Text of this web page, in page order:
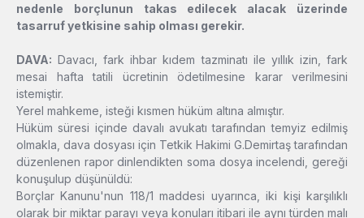
nedenle borçlunun takas edilecek alacak üzerinde
tasarruf yetkisine sahip olması gerekir.
DAVA: Davacı, fark ihbar kıdem tazminatı ile yıllık izin, fark
mesai hafta tatili ücretinin ödetilmesine karar verilmesini
istemiştir.
Yerel mahkeme, isteği kısmen hüküm altına almıştır.
Hüküm süresi içinde davalı avukatı tarafından temyiz edilmiş
olmakla, dava dosyası için Tetkik Hakimi G.Demirtaş tarafından
düzenlenen rapor dinlendikten soma dosya incelendi, gereği
konuşulup düşünüldü:
Borçlar Kanunu'nun 118/1 maddesi uyarınca, iki kişi karşılıklı
olarak bir miktar parayı veya konuları itibari ile aynı türden malı